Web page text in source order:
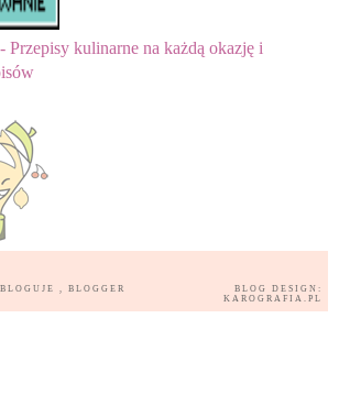
, BLOGGER
BLOG DESIGN:
KAROGRAFIA.PL